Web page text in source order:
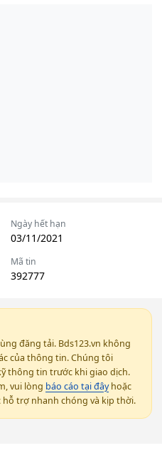
Ngày hết hạn
03/11/2021
Mã tin
392777
đăng tải. Bds123.vn không
của thông tin. Chúng tôi
thông tin trước khi giao dịch.
vui lòng báo cáo tại đâyhoặc
hỗ trợ nhanh chóng và kịp thời.